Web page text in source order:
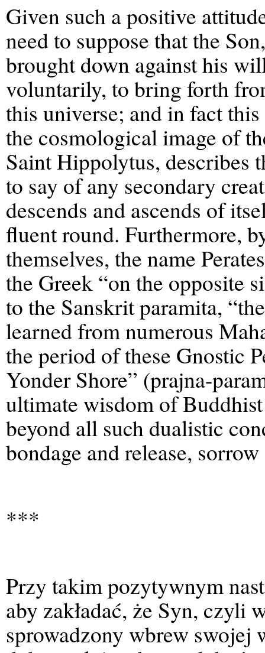
Given such a positive
need to suppose that the
brought down against his
voluntarily, to bring forth
this universe; and in fact
the cosmological image of
Saint Hippolytus, describes
to say of any secondary
descends and ascends of
fluent round. Furthermore,
themselves, the name
the Greek “on the opposite
to the Sanskrit paramita,
learned from numerous
the period of these Gnostic
Yonder Shore” (prajna-
ultimate wisdom of
beyond all such dualistic
bondage and release,
***
Przy takim pozytywnym
aby zakładać, że Syn, czyli
sprowadzony wbrew swojej